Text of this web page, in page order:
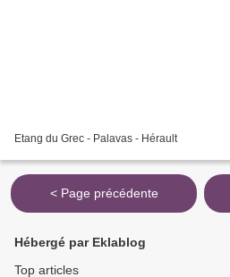
Etang du Grec - Palavas - Hérault
< Page précédente
Hébergé par Eklablog
Top articles